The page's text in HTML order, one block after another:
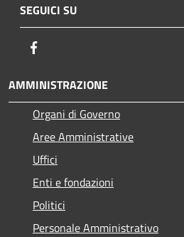
SEGUICI SU
AMMINISTRAZIONE
Organi di Governo
Aree Amministrative
Uffici
Enti e fondazioni
Politici
Personale Amministrativo